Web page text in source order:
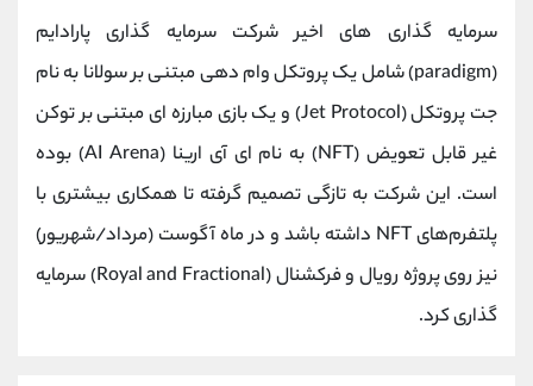
سرمایه گذاری‌ های اخیر شرکت سرمایه گذاری پارادایم
(paradigm) شامل یک پروتکل وام دهی مبتنی بر سولانا به نام
جت پروتکل (Jet Protocol) و یک بازی مبارزه‌ ای مبتنی بر توکن
غیر قابل تعویض (NFT) به نام ای‌ آی ارینا (AI Arena) بوده
است. این شرکت به تازگی تصمیم گرفته تا همکاری بیشتری با
پلتفرم‌های NFT داشته باشد و در ماه آگوست (مرداد/شهریور)
نیز روی پروژه رویال و فرکشنال (Royal and Fractional) سرمایه
گذاری کرد.